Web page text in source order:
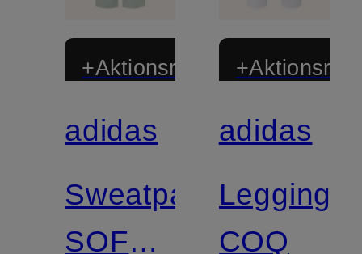
+Aktionsrabatt
Zertifiziert
adidas
Sweatpants
SOFT
Zertifiziert
adidas
Leggings
COQ